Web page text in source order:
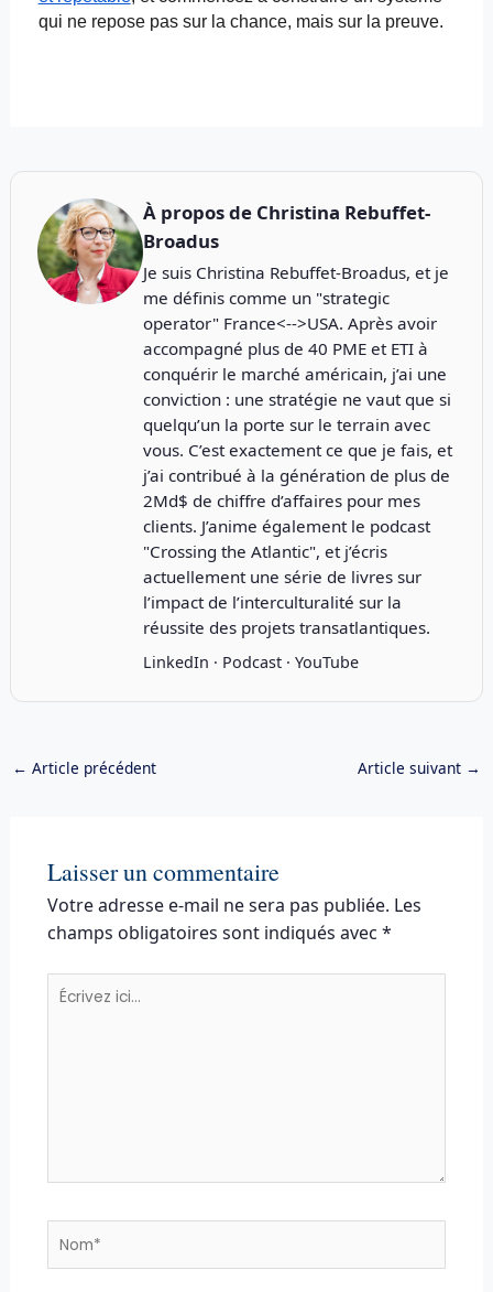
qui ne repose pas sur la chance, mais sur la preuve.
À propos de Christina Rebuffet-
Broadus
Je suis Christina Rebuffet-Broadus, et je
me définis comme un "strategic
operator" France<-->USA. Après avoir
accompagné plus de 40 PME et ETI à
conquérir le marché américain, j’ai une
conviction : une stratégie ne vaut que si
quelqu’un la porte sur le terrain avec
vous. C’est exactement ce que je fais, et
j’ai contribué à la génération de plus de
2Md$ de chiffre d’affaires pour mes
clients. J’anime également le podcast
"Crossing the Atlantic", et j’écris
actuellement une série de livres sur
l’impact de l’interculturalité sur la
réussite des projets transatlantiques.
LinkedIn · Podcast· YouTube
← Article précédent Article suivant →
Laisser un commentaire
Votre adresse e-mail ne sera pas publiée. Les
champs obligatoires sont indiqués avec *
Écrivez